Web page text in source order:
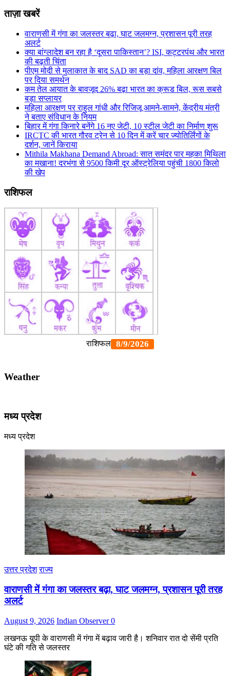
ताज़ा खबरें
वाराणसी में गंगा का जलस्तर बढ़ा, घाट जलमग्न, प्रशासन पूरी तरह
अलर्ट
क्या बांग्लादेश बन रहा है ‘दूसरा पाकिस्तान’? ISI, कट्टरपंथ और भारत
की बढ़ती चिंता
पीएम मोदी से मुलाकात के बाद SAD का बड़ा दांव, महिला आरक्षण बिल
पर दिया समर्थन
कम तेल आयात के बावजूद 26% बढ़ा भारत का क्रूड बिल, रूस सबसे
बड़ा सप्लायर
महिला आरक्षण पर राहुल गांधी और रिजिजू आमने-सामने, केंद्रीय मंत्री
ने बताए संविधान के नियम
बिहार में गंगा किनारे बनेंगे 16 नए जेटी, 10 स्टील जेटी का निर्माण शुरू
IRCTC की भारत गौरव ट्रेन से 10 दिन में करें चार ज्योतिर्लिंगों के
दर्शन, जानें किराया
Mithila Makhana Demand Abroad: सात समंदर पार महका मिथिला
का मखाना! दरभंगा से 9500 किमी दूर ऑस्ट्रेलिया पहुंची 1800 किलो
की खेप
राशिफल
Weather
मध्य प्रदेश
मध्य प्रदेश
उत्तर प्रदेश राज्य
वाराणसी में गंगा का जलस्तर बढ़ा, घाट जलमग्न, प्रशासन पूरी तरह
अलर्ट
August 9, 2026 Indian Observer0
लखनऊ यूपी के वाराणसी में गंगा में बढ़ाव जारी है। शनिवार रात दो सेंमी प्रति
घंटे की गति से जलस्तर